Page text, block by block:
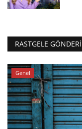
RASTGELE
Genel